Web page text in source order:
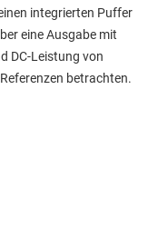
integrierten Puffer
eine Ausgabe mit
DC-Leistung von
betrachten.